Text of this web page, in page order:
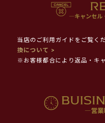
当店のご利用ガイドをご覧く
換について >
※お客様都合により返品・キ